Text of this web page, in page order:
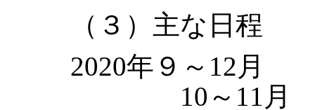
（３）主な日程
2020年９～12月
10～11月 地